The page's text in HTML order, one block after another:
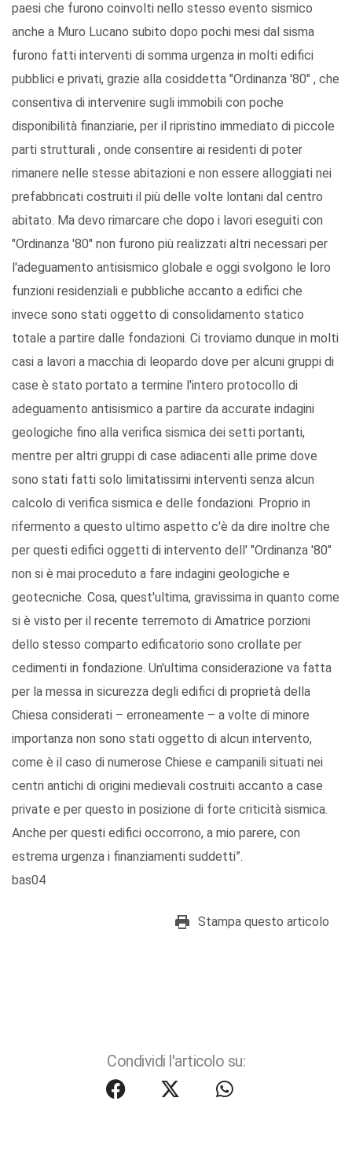
paesi che furono coinvolti nello stesso evento sismico
anche a Muro Lucano subito dopo pochi mesi dal sisma
furono fatti interventi di somma urgenza in molti edifici
pubblici e privati, grazie alla cosiddetta "Ordinanza '80" , che
consentiva di intervenire sugli immobili con poche
disponibilità finanziarie, per il ripristino immediato di piccole
parti strutturali , onde consentire ai residenti di poter
rimanere nelle stesse abitazioni e non essere alloggiati nei
prefabbricati costruiti il più delle volte lontani dal centro
abitato. Ma devo rimarcare che dopo i lavori eseguiti con
"Ordinanza '80" non furono più realizzati altri necessari per
l'adeguamento antisismico globale e oggi svolgono le loro
funzioni residenziali e pubbliche accanto a edifici che
invece sono stati oggetto di consolidamento statico
totale a partire dalle fondazioni. Ci troviamo dunque in molti
casi a lavori a macchia di leopardo dove per alcuni gruppi di
case è stato portato a termine l'intero protocollo di
adeguamento antisismico a partire da accurate indagini
geologiche fino alla verifica sismica dei setti portanti,
mentre per altri gruppi di case adiacenti alle prime dove
sono stati fatti solo limitatissimi interventi senza alcun
calcolo di verifica sismica e delle fondazioni. Proprio in
rifermento a questo ultimo aspetto c'è da dire inoltre che
per questi edifici oggetti di intervento dell' "Ordinanza '80"
non si è mai proceduto a fare indagini geologiche e
geotecniche. Cosa, quest'ultima, gravissima in quanto come
si è visto per il recente terremoto di Amatrice porzioni
dello stesso comparto edificatorio sono crollate per
cedimenti in fondazione. Un'ultima considerazione va fatta
per la messa in sicurezza degli edifici di proprietà della
Chiesa considerati – erroneamente – a volte di minore
importanza non sono stati oggetto di alcun intervento,
come è il caso di numerose Chiese e campanili situati nei
centri antichi di origini medievali costruiti accanto a case
private e per questo in posizione di forte criticità sismica.
Anche per questi edifici occorrono, a mio parere, con
estrema urgenza i finanziamenti suddetti”.
bas04
Stampa questo articolo
Condividi l'articolo su: